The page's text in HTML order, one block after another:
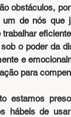
obstáculos,
de nós que
o poder da
e
para
estamos
hábeis de